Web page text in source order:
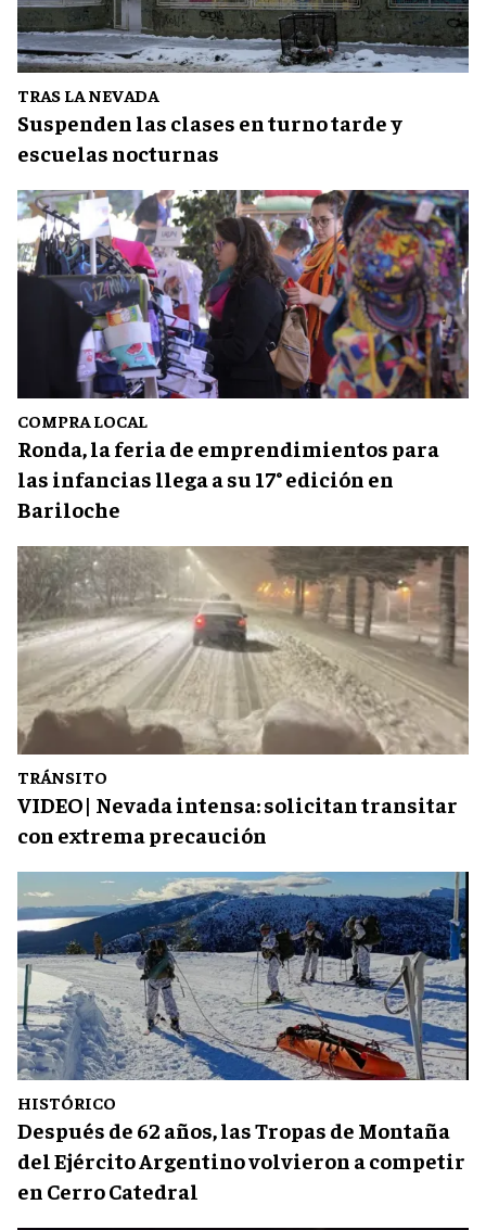
TRAS LA NEVADA
Suspenden las clases en turno tarde y
escuelas nocturnas
COMPRA LOCAL
Ronda, la feria de emprendimientos para
las infancias llega a su 17° edición en
Bariloche
TRÁNSITO
VIDEO| Nevada intensa: solicitan transitar
con extrema precaución
HISTÓRICO
Después de 62 años, las Tropas de Montaña
del Ejército Argentino volvieron a competir
en Cerro Catedral